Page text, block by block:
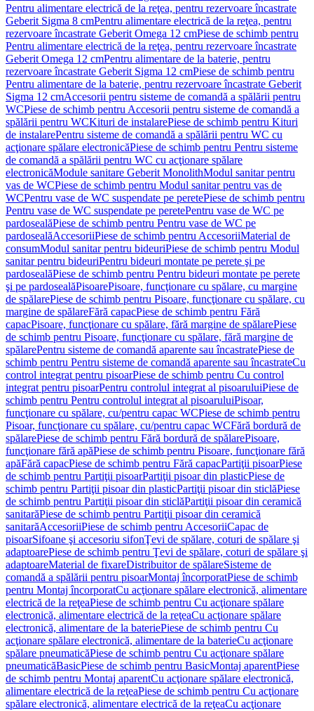
Pentru alimentare electrică de la reţea, pentru rezervoare încastrate
Geberit Sigma 8 cmPentru alimentare electrică de la reţea, pentru
rezervoare încastrate Geberit Omega 12 cmPiese de schimb pentru
Pentru alimentare electrică de la reţea, pentru rezervoare încastrate
Geberit Omega 12 cmPentru alimentare de la baterie, pentru
rezervoare încastrate Geberit Sigma 12 cmPiese de schimb pentru
Pentru alimentare de la baterie, pentru rezervoare încastrate Geberit
Sigma 12 cmAccesorii pentru sisteme de comandă a spălării pentru
WCPiese de schimb pentru Accesorii pentru sisteme de comandă a
spălării pentru WCKituri de instalarePiese de schimb pentru Kituri
de instalarePentru sisteme de comandă a spălării pentru WC cu
acţionare spălare electronicăPiese de schimb pentru Pentru sisteme
de comandă a spălării pentru WC cu acţionare spălare
electronicăModule sanitare Geberit MonolithModul sanitar pentru
vas de WCPiese de schimb pentru Modul sanitar pentru vas de
WCPentru vase de WC suspendate pe peretePiese de schimb pentru
Pentru vase de WC suspendate pe peretePentru vase de WC pe
pardosealăPiese de schimb pentru Pentru vase de WC pe
pardosealăAccesoriiPiese de schimb pentru AccesoriiMaterial de
consumModul sanitar pentru bideuriPiese de schimb pentru Modul
sanitar pentru bideuriPentru bideuri montate pe perete şi pe
pardosealăPiese de schimb pentru Pentru bideuri montate pe perete
şi pe pardosealăPisoarePisoare, funcţionare cu spălare, cu margine
de spălarePiese de schimb pentru Pisoare, funcţionare cu spălare, cu
margine de spălareFără capacPiese de schimb pentru Fără
capacPisoare, funcţionare cu spălare, fără margine de spălarePiese
de schimb pentru Pisoare, funcţionare cu spălare, fără margine de
spălarePentru sisteme de comandă aparente sau încastratePiese de
schimb pentru Pentru sisteme de comandă aparente sau încastrateCu
control integrat pentru pisoarPiese de schimb pentru Cu control
integrat pentru pisoarPentru controlul integrat al pisoaruluiPiese de
schimb pentru Pentru controlul integrat al pisoaruluiPisoar,
funcţionare cu spălare, cu/pentru capac WCPiese de schimb pentru
Pisoar, funcţionare cu spălare, cu/pentru capac WCFără bordură de
spălarePiese de schimb pentru Fără bordură de spălarePisoare,
funcţionare fără apăPiese de schimb pentru Pisoare, funcţionare fără
apăFără capacPiese de schimb pentru Fără capacPartiţii pisoarPiese
de schimb pentru Partiţii pisoarPartiţii pisoar din plasticPiese de
schimb pentru Partiţii pisoar din plasticPartiţii pisoar din sticlăPiese
de schimb pentru Partiţii pisoar din sticlăPartiţii pisoar din ceramică
sanitarăPiese de schimb pentru Partiţii pisoar din ceramică
sanitarăAccesoriiPiese de schimb pentru AccesoriiCapac de
pisoarSifoane şi accesoriu sifonŢevi de spălare, coturi de spălare şi
adaptoarePiese de schimb pentru Ţevi de spălare, coturi de spălare şi
adaptoareMaterial de fixareDistribuitor de spălareSisteme de
comandă a spălării pentru pisoarMontaj încorporatPiese de schimb
pentru Montaj încorporatCu acţionare spălare electronică, alimentare
electrică de la reţeaPiese de schimb pentru Cu acţionare spălare
electronică, alimentare electrică de la reţeaCu acţionare spălare
electronică, alimentare de la bateriePiese de schimb pentru Cu
acţionare spălare electronică, alimentare de la baterieCu acţionare
spălare pneumaticăPiese de schimb pentru Cu acţionare spălare
pneumaticăBasicPiese de schimb pentru BasicMontaj aparentPiese
de schimb pentru Montaj aparentCu acţionare spălare electronică,
alimentare electrică de la reţeaPiese de schimb pentru Cu acţionare
spălare electronică, alimentare electrică de la reţeaCu acţionare